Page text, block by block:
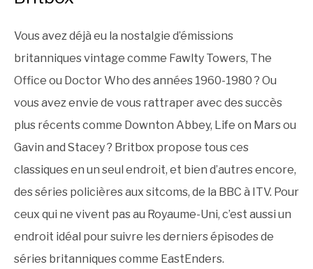
Vous avez déjà eu la nostalgie d’émissions
britanniques vintage comme Fawlty Towers, The
Office ou Doctor Who des années 1960-1980 ? Ou
vous avez envie de vous rattraper avec des succès
plus récents comme Downton Abbey, Life on Mars ou
Gavin and Stacey ? Britbox propose tous ces
classiques en un seul endroit, et bien d’autres encore,
des séries policières aux sitcoms, de la BBC à ITV. Pour
ceux qui ne vivent pas au Royaume-Uni, c’est aussi un
endroit idéal pour suivre les derniers épisodes de
séries britanniques comme EastEnders.